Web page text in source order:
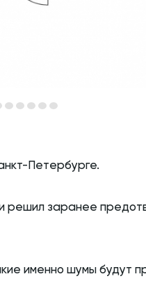
Петербурге.
решил заранее
именно шумы будут